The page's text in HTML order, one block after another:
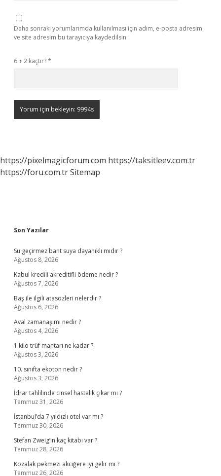
Daha sonraki yorumlarımda kullanılması için adım, e-posta adresim
ve site adresim bu tarayıcıya kaydedilsin.
6 + 2 kaçtır?*
https://pixelmagicforum.com https://taksitleev.com.tr
https://foru.com.trSitemap
Sidebar
Son Yazılar
Su geçirmez bant suya dayanıklı mıdır ?
Ağustos 8, 2026
Kabul kredili akreditifli ödeme nedir ?
Ağustos 7, 2026
Baş ile ilgili atasözleri nelerdir ?
Ağustos 6, 2026
Aval zamanaşımı nedir ?
Ağustos 4, 2026
1 kilo trüf mantarı ne kadar ?
Ağustos 3, 2026
10. sınıfta ekoton nedir ?
Ağustos 3, 2026
İdrar tahlilinde cinsel hastalık çıkar mı ?
Temmuz 31, 2026
İstanbul’da 7 yıldızlı otel var mı ?
Temmuz 30, 2026
Stefan Zweig’in kaç kitabı var ?
Temmuz 28, 2026
Kozalak pekmezi akciğere iyi gelir mi ?
Temmuz 26, 2026